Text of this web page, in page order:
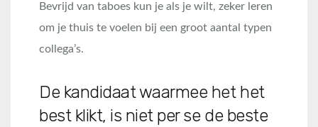
Bevrijd van taboes kun je als je wilt, zeker leren
om je thuis te voelen bij een groot aantal typen
collega’s.
De kandidaat waarmee het het
best klikt, is niet per se de beste